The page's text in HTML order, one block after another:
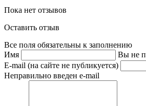
Пока нет отзывов
Оставить отзыв
Все поля обязательны к заполнению
Имя
Вы не
E-mail (на сайте не публикуется)
Неправильно введен e-mail